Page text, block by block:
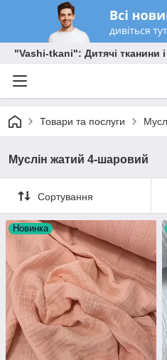
"Vashi-tkani": Дитячі тканини
Товари та послуги
Муслін жатий 4-шаровий
Сортування
Новинка